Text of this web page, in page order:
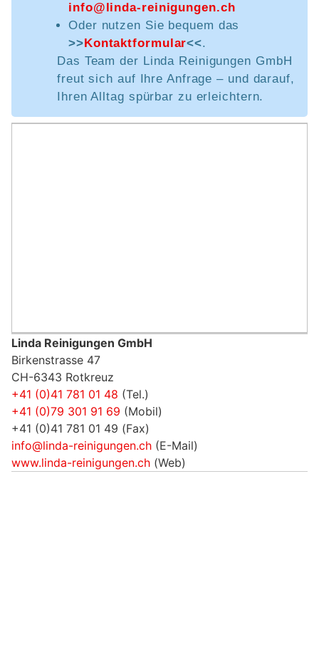
info@linda-reinigungen.ch
Oder nutzen Sie bequem das
>> Kontaktformular<<.
Das Team der Linda Reinigungen GmbH
freut sich auf Ihre Anfrage – und darauf,
Ihren Alltag spürbar zu erleichtern.
Linda Reinigungen GmbH
Birkenstrasse 47
CH-6343 Rotkreuz
+41 (0)41 781 01 48 (Tel.)
+41 (0)79 301 91 69 (Mobil)
+41 (0)41 781 01 49 (Fax)
info@linda-reinigungen.ch (E-Mail)
www.linda-reinigungen.ch (Web)